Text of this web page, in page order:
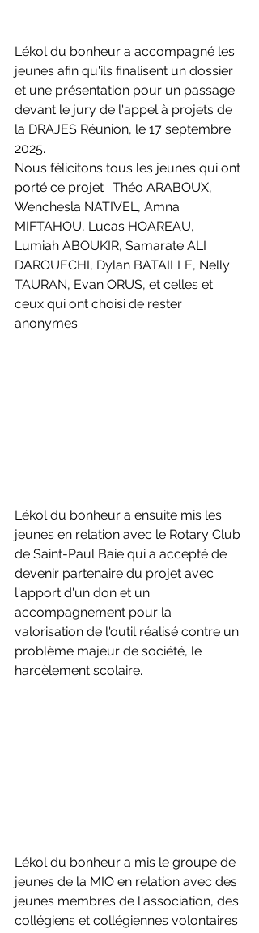
Lékol du bonheur a accompagné les
jeunes afin qu'ils finalisent un dossier
et une présentation pour un passage
devant le jury de l'appel à projets de
la DRAJES Réunion, le 17 septembre
2025.
Nous félicitons tous les jeunes qui ont
porté ce projet : Théo ARABOUX,
Wenchesla NATIVEL, Amna
MIFTAHOU, Lucas HOAREAU,
Lumiah ABOUKIR, Samarate ALI
DAROUECHI, Dylan BATAILLE, Nelly
TAURAN, Evan ORUS, et celles et
ceux qui ont choisi de rester
anonymes.
Lékol du bonheur a ensuite mis les
jeunes en relation avec le Rotary Club
de Saint-Paul Baie qui a accepté de
devenir partenaire du projet avec
l'apport d'un don et un
accompagnement pour la
valorisation de l'outil réalisé contre un
problème majeur de société, le
harcèlement scolaire.
Lékol du bonheur a mis le groupe de
jeunes de la MIO en relation avec des
jeunes membres de l'association, des
collégiens et collégiennes volontaires